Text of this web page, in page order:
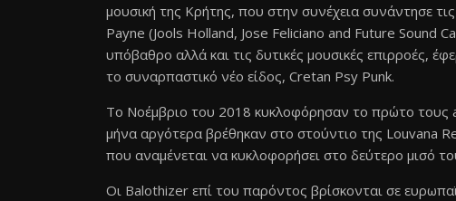
μουσική της Κρήτης, που στην συνέχεια συνάντησε
Payne (Jools Holland, Jose Feliciano and Future Sound
υπόβαθρο αλλά και τις δυτικές μουσικές επιρροές,
το συναρπαστικό νέο είδος, Cretan Psy Punk.
Το Νοέμβριο του 2018 κυκλοφόρησαν το πρώτο τους
μήνα αργότερα βρέθηκαν στο στούντιο της Louvana
που αναμένεται να κυκλοφορήσει στο δεύτερο μισό
Οι Balothizer επί του παρόντος βρίσκονται σε